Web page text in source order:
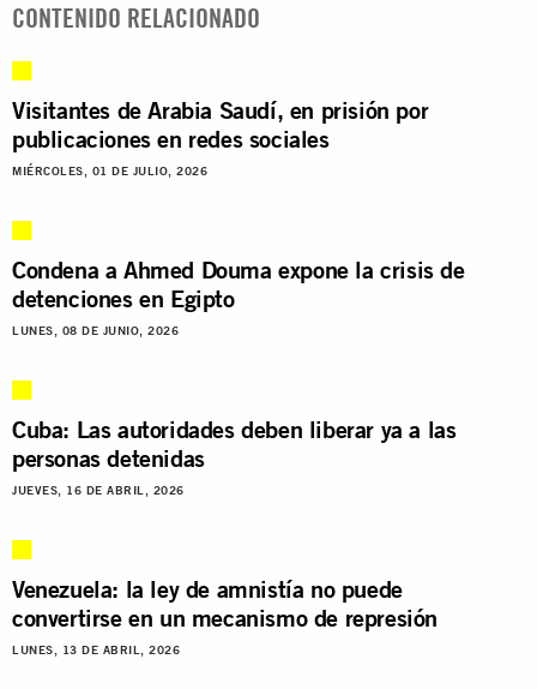
CONTENIDO RELACIONADO
Visitantes de Arabia Saudí, en prisión por
publicaciones en redes sociales
MIÉRCOLES, 01 DE JULIO, 2026
Condena a Ahmed Douma expone la crisis de
detenciones en Egipto
LUNES, 08 DE JUNIO, 2026
Cuba: Las autoridades deben liberar ya a las
personas detenidas
JUEVES, 16 DE ABRIL, 2026
Venezuela: la ley de amnistía no puede
convertirse en un mecanismo de represión
LUNES, 13 DE ABRIL, 2026